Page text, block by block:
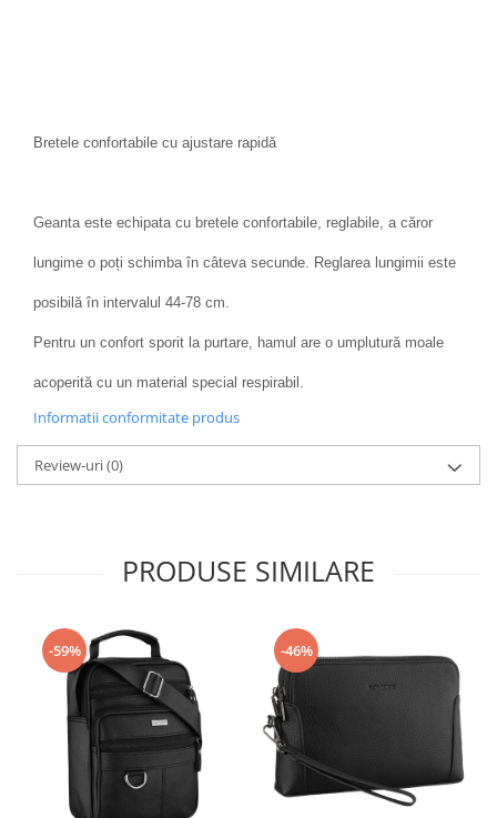
Bretele confortabile cu ajustare rapidă
Geanta este echipata cu bretele confortabile, reglabile, a căror
lungime o poți schimba în câteva secunde. Reglarea lungimii este
posibilă în intervalul 44-78 cm.
Pentru un confort sporit la purtare, hamul are o umplutură moale
acoperită cu un material special respirabil.
Informatii conformitate produs
Review-uri(0)
PRODUSE SIMILARE
-59% -46%